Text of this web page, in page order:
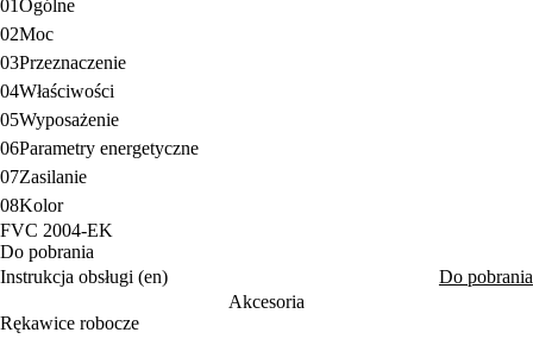
01Ogólne
02Moc
03Przeznaczenie
04Właściwości
05Wyposażenie
06Parametry energetyczne
07Zasilanie
08Kolor
FVC 2004-EK
Do pobrania
Instrukcja obsługi (en)
Do pobrania
Akcesoria
Rękawice robocze